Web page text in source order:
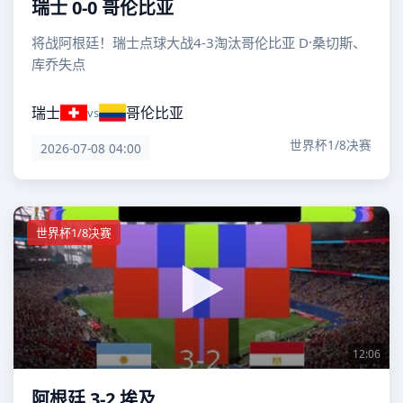
瑞士 0-0 哥伦比亚
将战阿根廷！瑞士点球大战4-3淘汰哥伦比亚 D·桑切斯、
库乔失点
瑞士 vs 哥伦比亚
2026-07-08 04:00 世界杯1/8决赛
世界杯1/8决赛
12:06